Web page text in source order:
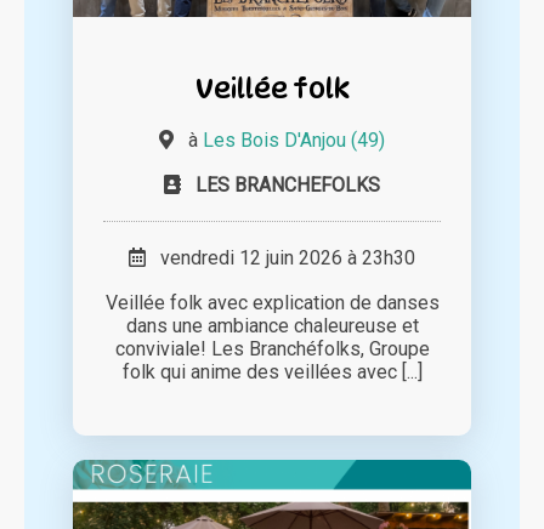
Veillée folk
à Les Bois D'Anjou (49)
LES BRANCHEFOLKS
vendredi 12 juin 2026 à 23h30
Veillée folk avec explication de danses
dans une ambiance chaleureuse et
conviviale! Les Branchéfolks, Groupe
folk qui anime des veillées avec [...]